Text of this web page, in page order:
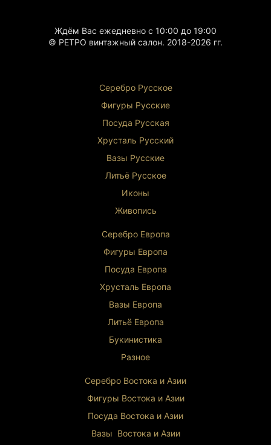
Декоративное использование: украшение
интерьера
торжественного настроения
Почему стоит приобрести
Историческая ценность: предмет эпохи
начала XX века
Качество исполнения
: фирменный фарфор
Эстетическая привлекательность
утонченный декор
: сочетание
функциональности и декоративности
Инвестиционный потенциал
Историческая справка
Мануфактура Rosenthal
известных производителей фарфора в
Германии. С момента основания компания
изысканным декором. Начало XX века стало
периодом расцвета немецкого фарфорового
настоящие произведения искусства.
Ждём Вас ежедневно с 10:00 до 19:00
© РЕТРО винтажный салон. 2018-2026 гг.
Серебро Русское
Фигуры Русские
Посуда Русская
Хрусталь Русский
Вазы Русские
Литьё Русское
Иконы
Живопись
Серебро Европа
Фигуры Европа
Посуда Европа
Хрусталь Европа
Вазы Европа
Литьё Европа
Букинистика
Разное
Серебро Востока и Азии
Фигуры Востока и Азии
Посуда Востока и Азии
Вазы Востока и Азии